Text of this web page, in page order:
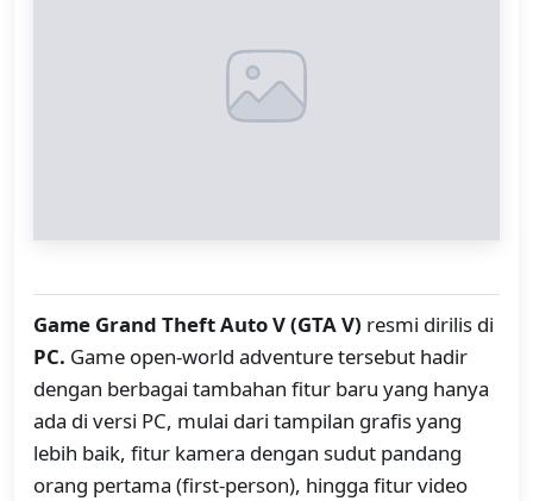
Game Grand Theft Auto V (GTA V) resmi dirilis di
PC. Game open-world adventure tersebut hadir
dengan berbagai tambahan fitur baru yang hanya
ada di versi PC, mulai dari tampilan grafis yang
lebih baik, fitur kamera dengan sudut pandang
orang pertama (first-person), hingga fitur video